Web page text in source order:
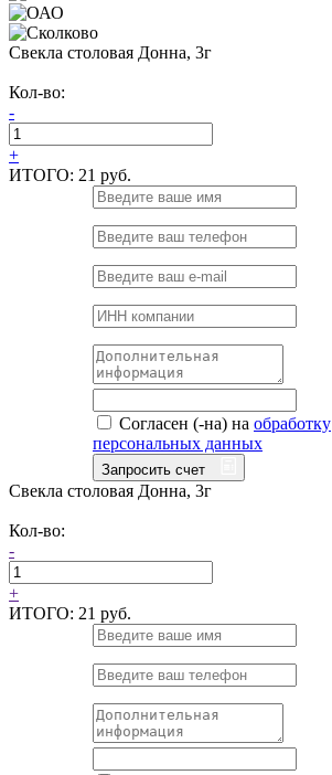
Свекла столовая Донна, 3г
Кол-во:
-
+
ИТОГО: 21 руб.
Согласен (-на) на обработку
персональных данных
Запросить счет
Свекла столовая Донна, 3г
Кол-во:
-
+
ИТОГО: 21 руб.